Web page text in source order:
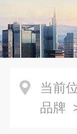
当前
品牌